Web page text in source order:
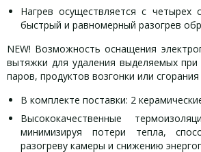
Нагрев осуществляется с четырех
быстрый и равномерный разогрев
NEW! Возможность оснащения
вытяжки для удаления выделяемых при
паров, продуктов возгонки или сгорания
В комплекте поставки: 2
Высококачественные
минимизируя потери тепла,
разогреву камеры и снижению